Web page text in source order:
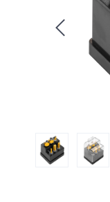
Рудаки 11